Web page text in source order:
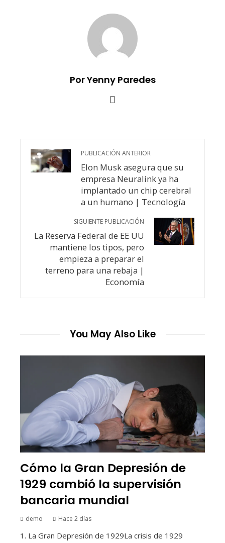
Por Yenny Paredes
PUBLICACIÓN ANTERIOR
Elon Musk asegura que su
empresa Neuralink ya ha
implantado un chip cerebral
a un humano | Tecnología
SIGUIENTE PUBLICACIÓN
La Reserva Federal de EE UU
mantiene los tipos, pero
empieza a preparar el
terreno para una rebaja |
Economía
You May Also Like
Cómo la Gran Depresión de
1929 cambió la supervisión
bancaria mundial
demo Hace 2 días
1. La Gran Depresión de 1929La crisis de 1929